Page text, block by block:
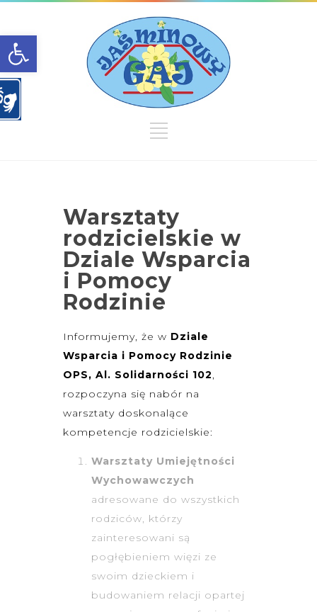
Open toolbar
Warsztaty
rodzicielskie w
Dziale Wsparcia
i Pomocy
Rodzinie
Informujemy, że w Dziale
Wsparcia i Pomocy Rodzinie
OPS, Al. Solidarności 102,
rozpoczyna się nabór na
warsztaty doskonalące
kompetencje rodzicielskie:
Warsztaty Umiejętności
Wychowawczych
adresowane do wszystkich
rodziców, którzy
zainteresowani są
pogłębieniem więzi ze
swoim dzieckiem i
budowaniem relacji opartej